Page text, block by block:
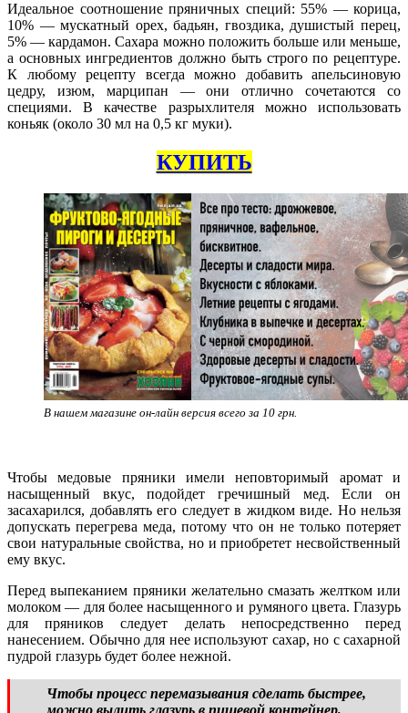
Идеальное соотношение пряничных специй: 55% — корица,
10% — мускатный орех, бадьян, гвоздика, душистый перец,
5% — кардамон. Сахара можно положить больше или меньше,
а основных ингредиентов должно быть строго по рецептуре.
К любому рецепту всегда можно добавить апельсиновую
цедру, изюм, марципан — они отлично сочетаются со
специями. В качестве разрыхлителя можно использовать
коньяк (около 30 мл на 0,5 кг муки).
КУПИТЬ
В нашем магазине он-лайн версия всего за 10 грн.
Чтобы медовые пряники имели неповторимый аромат и
насыщенный вкус, подойдет гречишный мед. Если он
засахарился, добавлять его следует в жидком виде. Но нельзя
допускать перегрева меда, потому что он не только потеряет
свои натуральные свойства, но и приобретет несвойственный
ему вкус.
Перед выпеканием пряники желательно смазать желтком или
молоком — для более насыщенного и румяного цвета. Глазурь
для пряников следует делать непосредственно перед
нанесением. Обычно для нее используют сахар, но с сахарной
пудрой глазурь будет более нежной.
Чтобы процесс перемазывания сделать быстрее,
можно вылить глазурь в пищевой контейнер,